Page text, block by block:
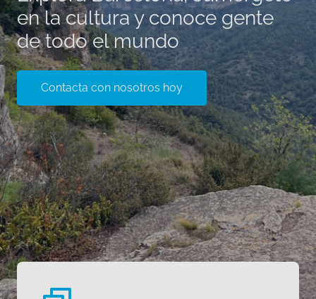
en la cultura y conoce gente
de todo el mundo
Contacta con nosotros hoy